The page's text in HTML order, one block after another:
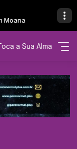
Moana
- Moana
Ferrini
a Sua Alma